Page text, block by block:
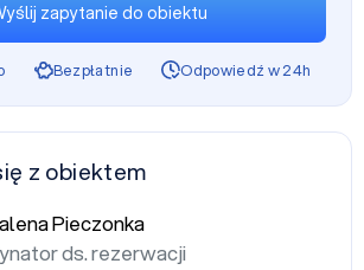
zapytanie do obiektu
Bezpłatnie Odpowiedź w 24h
z obiektem
Pieczonka
ds. rezerwacji